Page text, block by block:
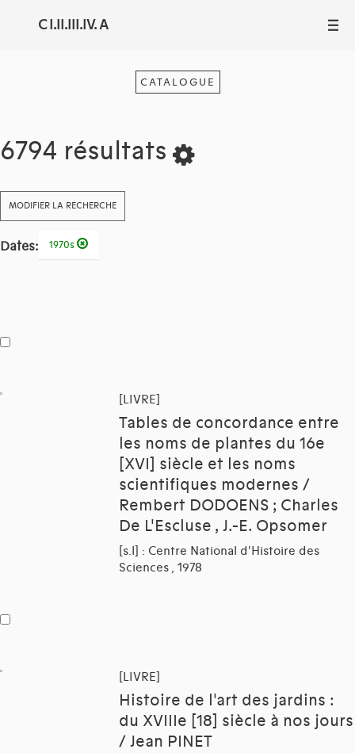
C I.II.III.IV. A III
CATALOGUE
6794 résultats
MODIFIER LA RECHERCHE
Dates: 1970s
[LIVRE]
Tables de concordance entre
les noms de plantes du 16e
[XVI] siècle et les noms
scientifiques modernes /
Rembert DODOENS ; Charles
De L'Escluse , J.-E. Opsomer
[s.l] : Centre National d'Histoire des
Sciences , 1978
[LIVRE]
Histoire de l'art des jardins :
du XVIIIe [18] siècle à nos jours
/ Jean PINET